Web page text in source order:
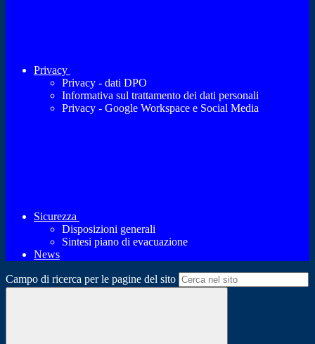
Privacy
Privacy - dati DPO
Informativa sul trattamento dei dati personali
Privacy - Google Workspace e Social Media
Sicurezza
Disposizioni generali
Sintesi piano di evacuazione
News
Campo di ricerca per le pagine del sito